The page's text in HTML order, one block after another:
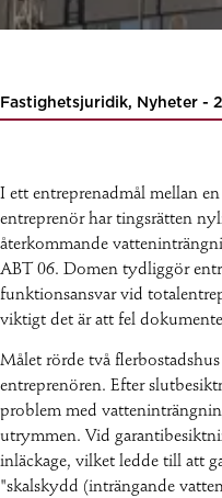
Fastighetsjuridik, Nyheter -
I ett entreprenadmål mellan
entreprenör har tingsrätten
återkommande
ABT 06. Domen tydliggör
funktionsansvar vid
viktigt det är att fel
Målet rörde två
entreprenören. Efter
problem med
utrymmen. Vid
inläckage, vilket ledde till att
"skalskydd (inträngande